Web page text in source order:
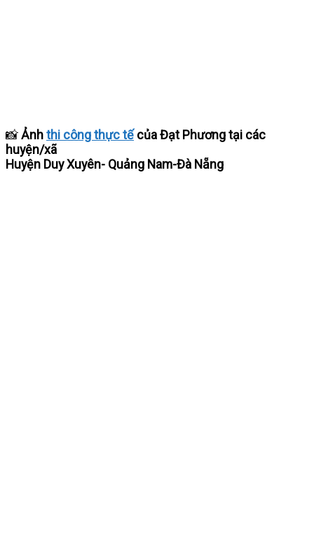
📸Ảnhthi công thực tếcủa Đạt Phương tại các
huyện/xã
Huyện Duy Xuyên- Quảng Nam-Đà Nẵng